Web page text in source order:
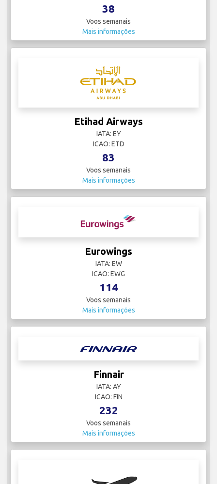
38
Voos semanais
Mais informações
Etihad Airways
IATA: EY
ICAO: ETD
83
Voos semanais
Mais informações
Eurowings
IATA: EW
ICAO: EWG
114
Voos semanais
Mais informações
Finnair
IATA: AY
ICAO: FIN
232
Voos semanais
Mais informações